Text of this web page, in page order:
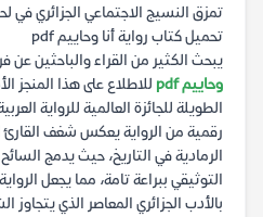
تمزق النسيج الاجتماعي الجزائري في
تحميل كتاب رواية أنا وحاييم pdf
يبحث الكثير من القراء والباحثين عن
وحاييم pdf
للاطلاع على هذا المنجز
الطويلة للجائزة العالمية للرواية
رقمية من الرواية يعكس شغف
الرمادية في التاريخ، حيث يدمج
التوثيقي ببراعة تامة، مما يجعل
بالأدب الجزائري المعاصر الذي يتجاوز